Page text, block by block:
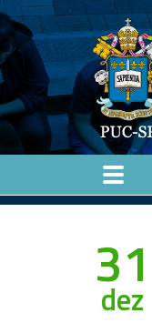
Pular para o conteúdo
31
dez